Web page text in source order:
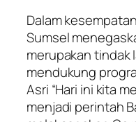
Dalam
Sumsel
merupakan tindak
mendukung
Asri “Hari ini kita
menjadi perintah